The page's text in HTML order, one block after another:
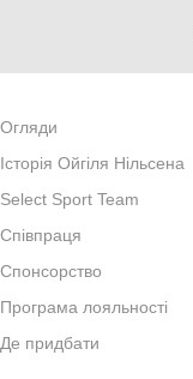
Огляди
Iсторiя Ойгiля Нiльсена
Select Sport Team
Спiвпраця
Cпонсорство
Програма лояльності
Де придбати